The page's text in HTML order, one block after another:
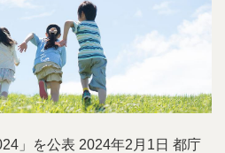
」を公表 2024年2月1日 都庁